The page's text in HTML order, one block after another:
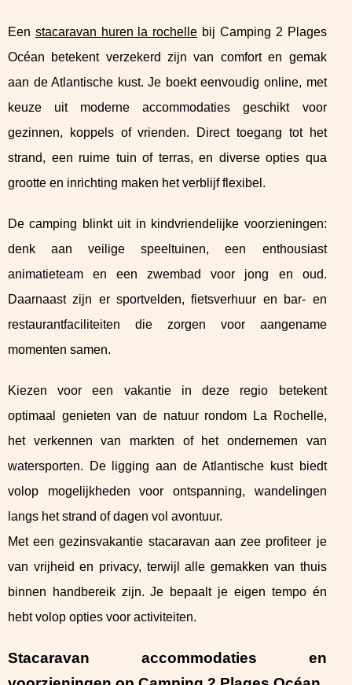
Een stacaravan huren la rochelle bij Camping 2 Plages
Océan betekent verzekerd zijn van comfort en gemak
aan de Atlantische kust. Je boekt eenvoudigonline, met
keuze uit moderne accommodaties geschikt voor
gezinnen, koppels of vrienden. Direct toegang tot het
strand, een ruime tuin of terras, en diverse opties qua
grootte en inrichting maken het verblijf flexibel.
De camping blinkt uit in kindvriendelijke voorzieningen:
denk aan veilige speeltuinen, een enthousiast
animatieteam en een zwembad voor jong en oud.
Daarnaast zijn er sportvelden, fietsverhuur en bar- en
restaurantfaciliteiten die zorgen voor aangename
momenten samen.
Kiezen voor een vakantie in deze regio betekent
optimaal genieten van de natuur rondom La Rochelle,
het verkennen van markten of het ondernemen van
watersporten. De ligging aan de Atlantische kust biedt
volop mogelijkheden voor ontspanning, wandelingen
langs het strand of dagen vol avontuur.
Met een gezinsvakantie stacaravan aan zee profiteer je
van vrijheid en privacy, terwijl alle gemakken van thuis
binnen handbereik zijn. Je bepaalt je eigen tempo én
hebt volop opties voor activiteiten.
Stacaravan accommodaties en